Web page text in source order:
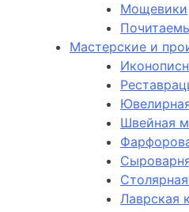
Мощевики
Мастерские и
Швейная
Лаврская